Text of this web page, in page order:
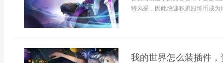
特风采，因此快速积累服饰币成为
我的世界怎么装插件